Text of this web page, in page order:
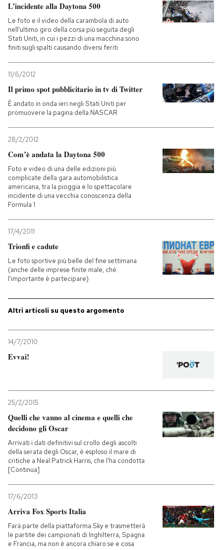
L’incidente alla Daytona 500
Le foto e il video della carambola di auto
nell'ultimo giro della corsa più seguita degli
Stati Uniti, in cui i pezzi di una macchina sono
finiti sugli spalti causando diversi feriti
11/6/2012
Il primo spot pubblicitario in tv di Twitter
È andato in onda ieri negli Stati Uniti per
promuovere la pagina della NASCAR
28/2/2012
Com’è andata la Daytona 500
Foto e video di una delle edizioni più
complicate della gara automobilistica
americana, tra la pioggia e lo spettacolare
incidente di una vecchia conoscenza della
Formula 1
17/4/2011
Trionfi e cadute
Le foto sportive più belle del fine settimana
(anche delle imprese finite male, ché
l'importante è partecipare)
Altri articoli su questo argomento
14/7/2010
Evvai!
25/2/2015
Quelli che vanno al cinema e quelli che
decidono gli Oscar
Arrivati i dati definitivi sul crollo degli ascolti
della serata degli Oscar, è esploso il mare di
critiche a Neal Patrick Harris, che l'ha condotta
[Continua]
17/6/2013
Arriva Fox Sports Italia
Farà parte della piattaforma Sky e trasmetterà
le partite dei campionati di Inghilterra, Spagna
e Francia, ma non è ancora chiaro se e cosa